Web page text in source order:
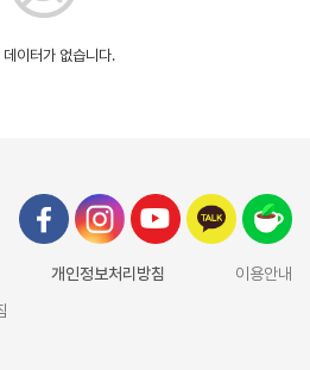
데이터가 없습니다.
개인정보처리방침
이용안내